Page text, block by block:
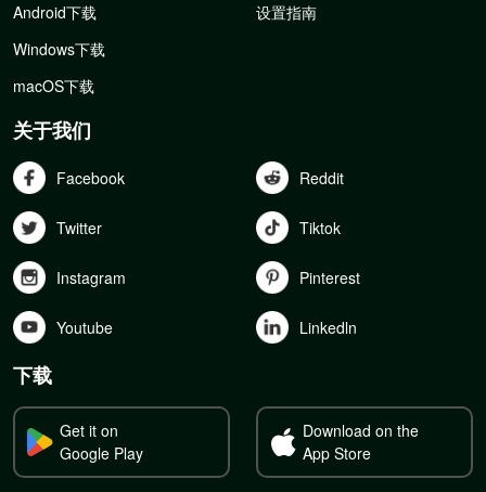
Android下载
Windows下载
macOS下载
设置指南
关于我们
Facebook Reddit
Twitter Tiktok
Instagram Pinterest
Youtube Linkedln
下载
Get it on
Google Play
Download on the
App Store